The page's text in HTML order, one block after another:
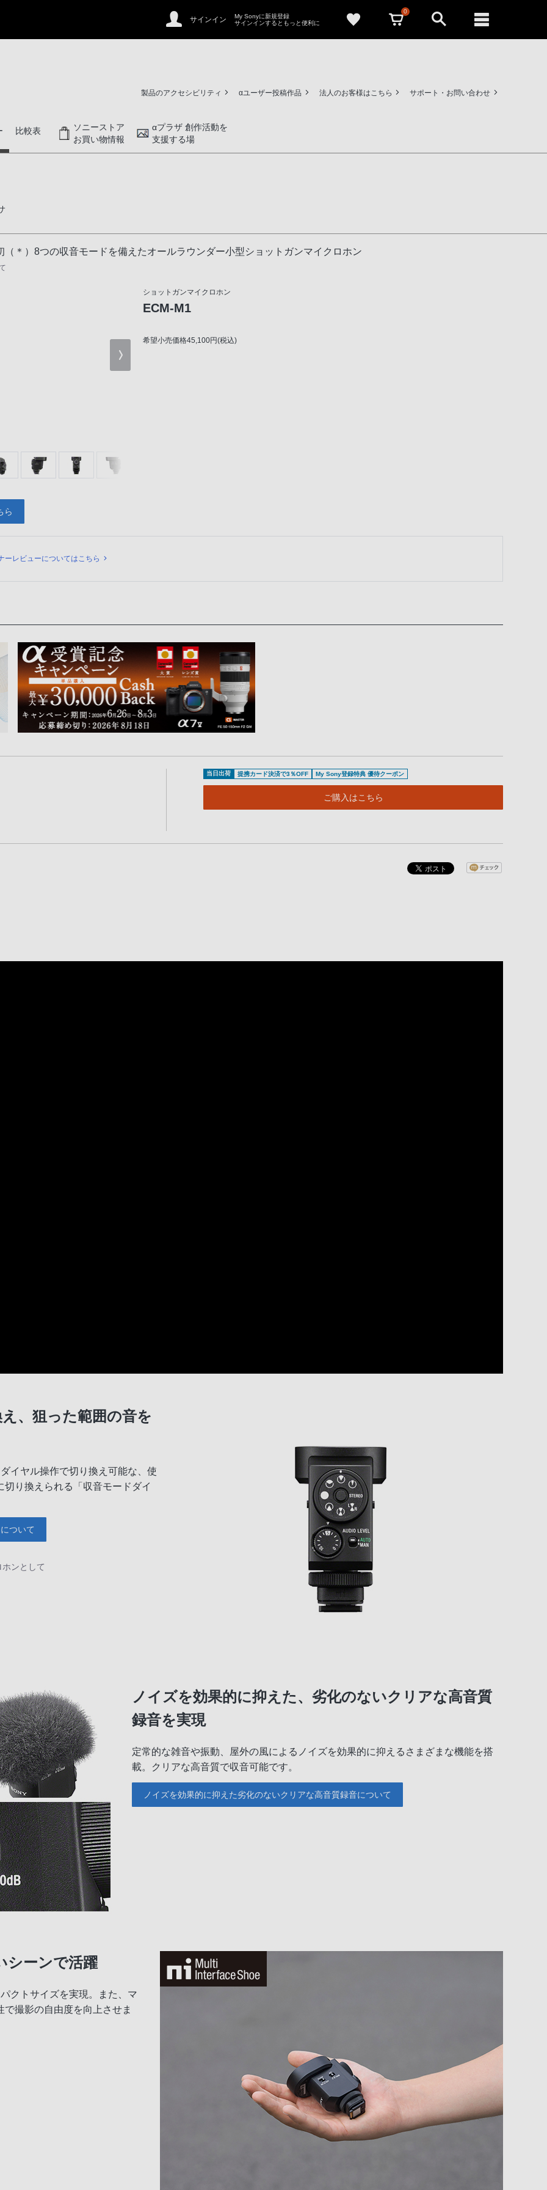
サインイン
My Sonyに新規登録
サインインするともっと便利に
0
製品のアクセシビリティ αユーザー投稿作品 法人のお客様はこちら サポート・お問い合わせ
比較表
ソニーストア
お買い物情報
αプラザ 創作活動を
支援する場
＊）8つの収音モードを備えたオールラウンダー小型ショットガンマイクロホン
ショットガンマイクロホン
ECM-M1
希望小売価格45,100円(税込)
ら
ー
ーレビューについてはこちら
当日出荷 提携カード決済で3％OFF My Sony登録特典 優待クーポン
ご購入はこちら
、狙った範囲の音を
イヤル操作で切り換え可能な、使
り換えられる「収音モードダイ
ついて
ンとして
ノイズを効果的に抑えた、劣化のないクリアな高音質
録音を実現
定常的な雑音や振動、屋外の風によるノイズを効果的に抑えるさまざまな機能を搭
載。クリアな高音質で収音可能です。
ノイズを効果的に抑えた劣化のないクリアな高音質録音について
シーンで活躍
クトサイズを実現。また、マ
撮影の自由度を向上させま